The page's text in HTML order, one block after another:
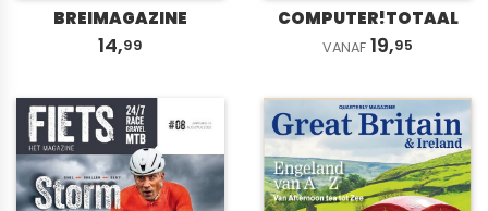
BREIMAGAZINE
14,99
COMPUTER!TOTAAL
VANAF 19,95